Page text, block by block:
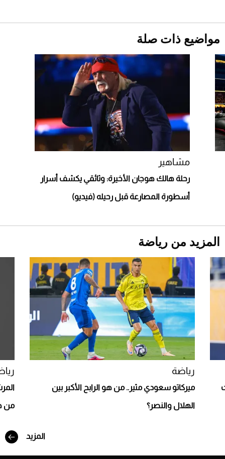
أغلى 10 عطور في العالم للرجال تمنحك فخامة
استثنائية
Aston Martin Valiant: على هوى الأبطال
2026-07-25
Comeback" في جدة (فيديو)
2026-07-25
مواضيع ذات صلة
مشاهير
رحلة هالك هوجان الأخيرة: وثائقي يكشف أسرار
أسطورة المصارعة قبل رحيله (فيديو)
المزيد من رياضة
رياضة
ميركاتو سعودي مثير.. من هو الرابح الأكبر بين
الهلال والنصر؟ من
المزيد